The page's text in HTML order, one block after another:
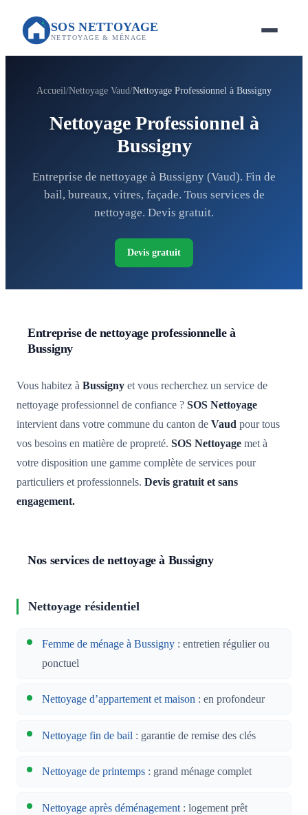
SOS NETTOYAGE
NETTOYAGE & MÉNAGE
Accueil Nettoyage Vaud Nettoyage Professionnel à Bussigny
Nettoyage Professionnel à
Bussigny
Entreprise de nettoyage à Bussigny (Vaud). Fin de
bail, bureaux, vitres, façade. Tous services de
nettoyage. Devis gratuit.
Devis gratuit
Entreprise de nettoyage professionnelle à
Bussigny
Vous habitez à Bussigny et vous recherchez un service de
nettoyage professionnel de confiance ? SOS Nettoyage
intervient dans votre commune du canton de Vaud pour tous
vos besoins en matière de propreté. SOS Nettoyage met à
votre disposition une gamme complète de services pour
particuliers et professionnels. Devis gratuit et sans
engagement.
Nos services de nettoyage à Bussigny
Nettoyage résidentiel
Femme de ménage à Bussigny : entretien régulier ou
ponctuel
Nettoyage d’appartement et maison : en profondeur
Nettoyage fin de bail : garantie de remise des clés
Nettoyage de printemps : grand ménage complet
Nettoyage après déménagement : logement prêt